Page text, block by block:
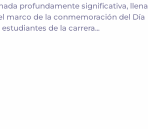
profundamente significativa, llena
marco de la conmemoración del Día
de la carrera...